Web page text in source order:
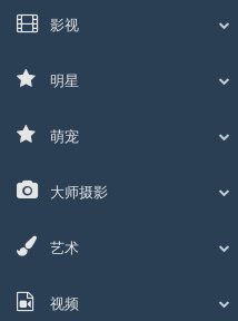
影视
明星
萌宠
大师摄影
艺术
视频